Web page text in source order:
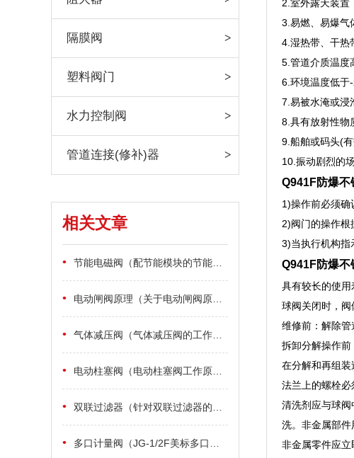
隔膜阀
塑料阀门
水力控制阀
管道连接(修补)器
相关文章
• 节能电磁阀（配节能模块的节能电磁阀有什么功能作用）
• 电动闸阀原理（关于电动闸阀原理详细说明）
• 气体减压阀（气体减压阀的工作原理）
• 电动柱塞阀（电动柱塞阀工作原理）
• 双联过滤器（针对双联过滤器的安装使用说明）
• 多口计量阀（JG-1/2F美标多口计量阀的检验和试验）
2.室外露天装置
3.易燃、易爆气
4.湿热带、干热
5.管道介质温
6.环境温度低
7.易被水淹或浸
8.具有放射性物
9.船舶或码头(
10.振动剧烈的
Q941F防爆不
1)操作前必须确
2)阀门的操作根
3)当执行机构指
Q941F防爆不
具有较长的使用
球阀关闭时，阀
维修前：解除管
拆卸分解操作前
在分解和再组装
法兰上的螺栓必
清洗剂应与球
洗。非金属部件
非金属零件应立